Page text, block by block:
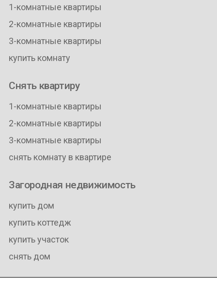
1-комнатные квартиры
2-комнатные квартиры
3-комнатные квартиры
купить комнату
Снять квартиру
1-комнатные квартиры
2-комнатные квартиры
3-комнатные квартиры
снять комнату в квартире
Загородная недвижимость
купить дом
купить коттедж
купить участок
снять дом